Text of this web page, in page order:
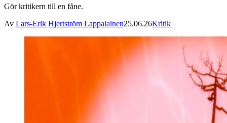
Gör kritikern till en fåne.
Av Lars-Erik Hjertström Lappalainen25.06.26Kritik